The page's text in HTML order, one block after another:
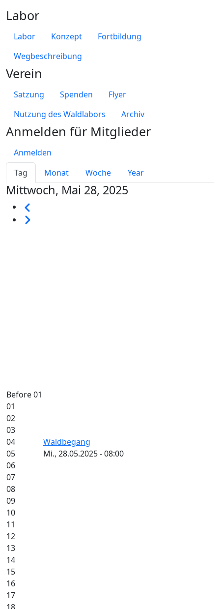
Primary tabs
Tag Monat Woche Year
Mittwoch, Mai 28, 2025
Seitennummerierung
Weiter
Before 01
01
02
03
04
05
06
07
08
09
10
11
12
13
14
15
16
17
Waldbegang
Mi., 28.05.2025 - 08:00
Labor
Labor Konzept
Fortbildung
Wegbeschreibung
Verein
Satzung Spenden
Flyer
Nutzung des Waldlabors
Archiv
Anmelden für Mitglieder
Anmelden